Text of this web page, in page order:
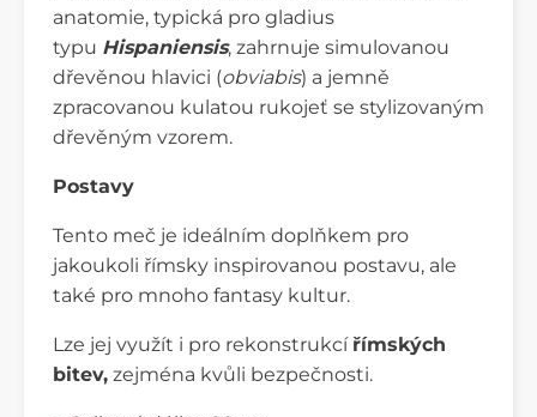
anatomie, typická pro gladius
typu Hispaniensis, zahrnuje simulovanou
dřevěnou hlavici (obviabis) a jemně
zpracovanou kulatou rukojeť se stylizovaným
dřevěným vzorem.
Postavy
Tento meč je ideálním doplňkem pro
jakoukoli římsky inspirovanou postavu, ale
také pro mnoho fantasy kultur.
Lze jej využít i pro rekonstrukcí římských
bitev, zejména kvůli bezpečnosti.